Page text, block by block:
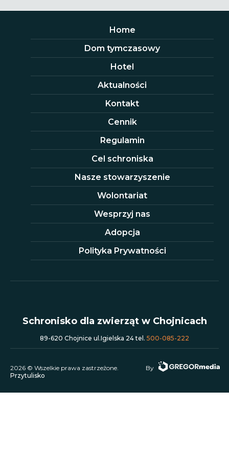
Home
Dom tymczasowy
Hotel
Aktualności
Kontakt
Cennik
Regulamin
Cel schroniska
Nasze stowarzyszenie
Wolontariat
Wesprzyj nas
Adopcja
Polityka Prywatności
Schronisko dla zwierząt w Chojnicach
89-620 Chojnice ul.Igielska 24 tel. 500-085-222
2026 © Wszelkie prawa zastrzeżone.
Przytulisko
By